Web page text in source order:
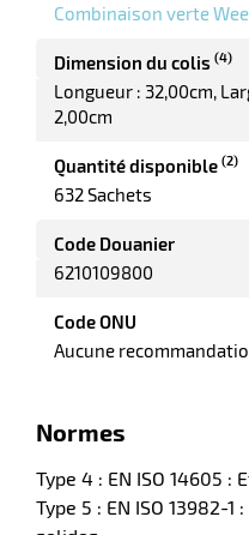
Combinaison verte
Dimension du colis (4)
Longueur : 32,00cm
2,00cm
Quantité disponible (2)
632 Sachets
Code Douanier
6210109800
Code ONU
Aucune
Normes
Type 4 : EN ISO 14605 :
Type 5 : EN ISO 13982-